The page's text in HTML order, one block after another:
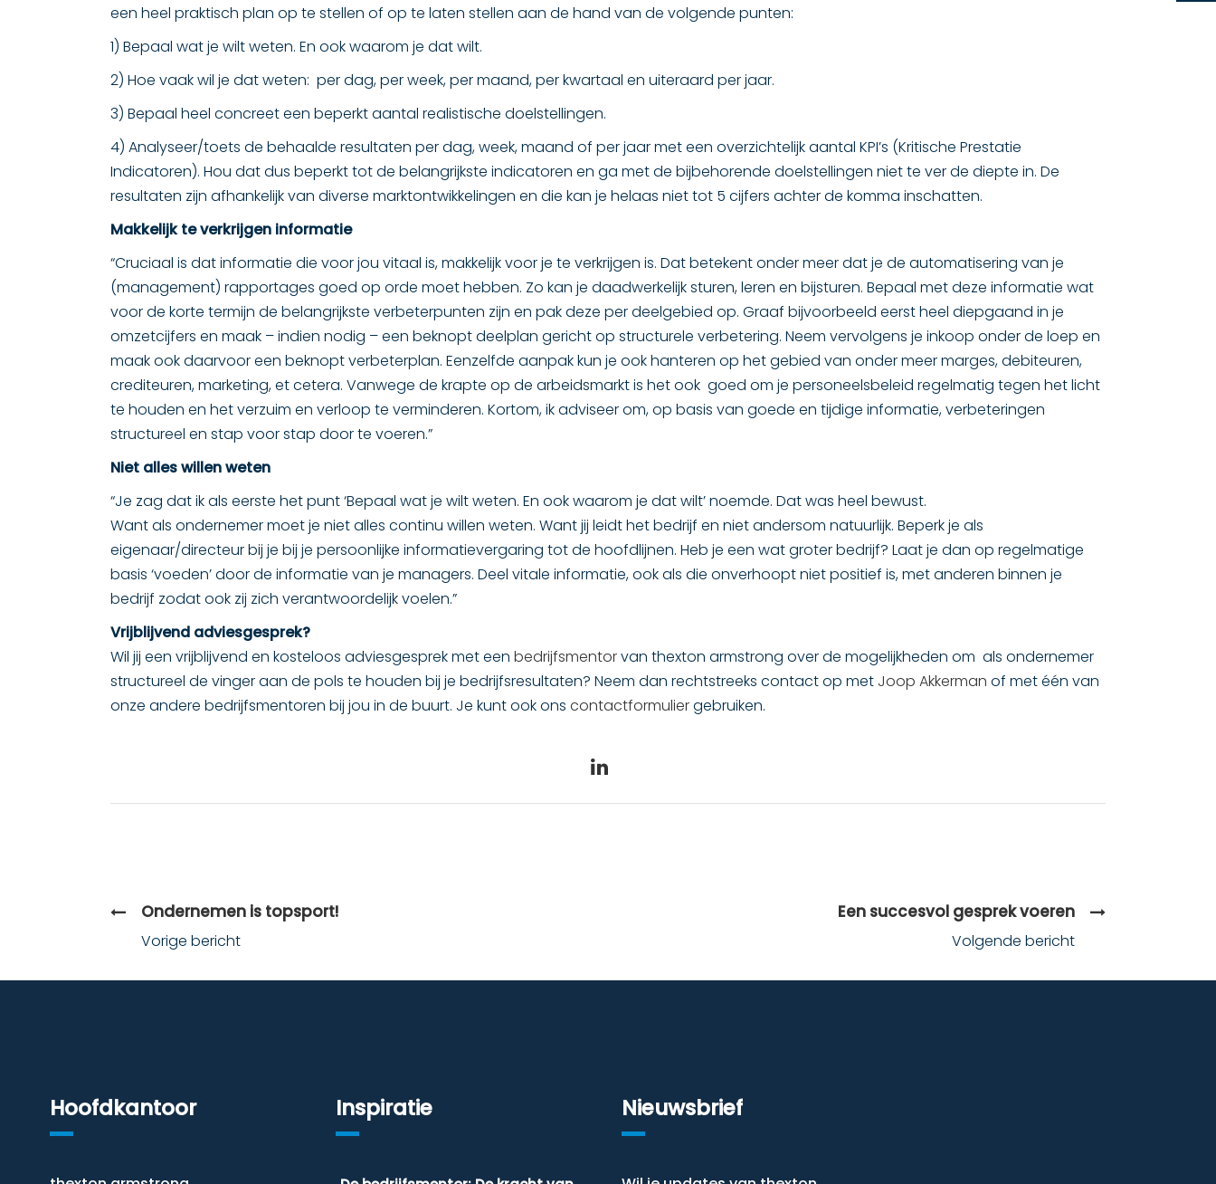
een heel praktisch plan op te stellen of op te laten stellen aan de hand van de volgende punten:
1) Bepaal wat je wilt weten. En ook waarom je dat wilt.
2) Hoe vaak wil je dat weten: per dag, per week, per maand, per kwartaal en uiteraard per jaar.
3) Bepaal heel concreet een beperkt aantal realistische doelstellingen.
4) Analyseer/toets de behaalde resultaten per dag, week, maand of per jaar met een overzichtelijk aantal KPI’s (Kritische Prestatie
Indicatoren). Hou dat dus beperkt tot de belangrijkste indicatoren en ga met de bijbehorende doelstellingen niet te ver de diepte in. De
resultaten zijn afhankelijk van diverse marktontwikkelingen en die kan je helaas niet tot 5 cijfers achter de komma inschatten.
Makkelijk te verkrijgen informatie
“Cruciaal is dat informatie die voor jou vitaal is, makkelijk voor je te verkrijgen is. Dat betekent onder meer dat je de automatisering van je
(management) rapportages goed op orde moet hebben. Zo kan je daadwerkelijk sturen, leren en bijsturen. Bepaal met deze informatie wat
voor de korte termijn de belangrijkste verbeterpunten zijn en pak deze per deelgebied op. Graaf bijvoorbeeld eerst heel diepgaand in je
omzetcijfers en maak – indien nodig – een beknopt deelplan gericht op structurele verbetering. Neem vervolgens je inkoop onder de loep en
maak ook daarvoor een beknopt verbeterplan. Eenzelfde aanpak kun je ook hanteren op het gebied van onder meer marges, debiteuren,
crediteuren, marketing, et cetera. Vanwege de krapte op de arbeidsmarkt is het ook goed om je personeelsbeleid regelmatig tegen het licht
te houden en het verzuim en verloop te verminderen. Kortom, ik adviseer om, op basis van goede en tijdige informatie, verbeteringen
structureel en stap voor stap door te voeren.”
Niet alles willen weten
“Je zag dat ik als eerste het punt ‘Bepaal wat je wilt weten. En ook waarom je dat wilt’ noemde. Dat was heel bewust.
Want als ondernemer moet je niet alles continu willen weten. Want jij leidt het bedrijf en niet andersom natuurlijk. Beperk je als
eigenaar/directeur bij je bij je persoonlijke informatievergaring tot de hoofdlijnen. Heb je een wat groter bedrijf? Laat je dan op regelmatige
basis ‘voeden’ door de informatie van je managers. Deel vitale informatie, ook als die onverhoopt niet positief is, met anderen binnen je
bedrijf zodat ook zij zich verantwoordelijk voelen.”
Vrijblijvend adviesgesprek?
Wil jij een vrijblijvend en kosteloos adviesgesprek met een bedrijfsmentorvan thexton armstrong over de mogelijkheden om als ondernemer
structureel de vinger aan de pols te houden bij je bedrijfsresultaten? Neem dan rechtstreeks contact op met Joop Akkerman of met één van
onze andere bedrijfsmentoren bij jou in de buurt. Je kunt ook ons contactformuliergebruiken.
Ondernemen is topsport!
Vorige bericht
Een succesvol gesprek voeren
Volgende bericht
Hoofdkantoor Inspiratie Nieuwsbrief